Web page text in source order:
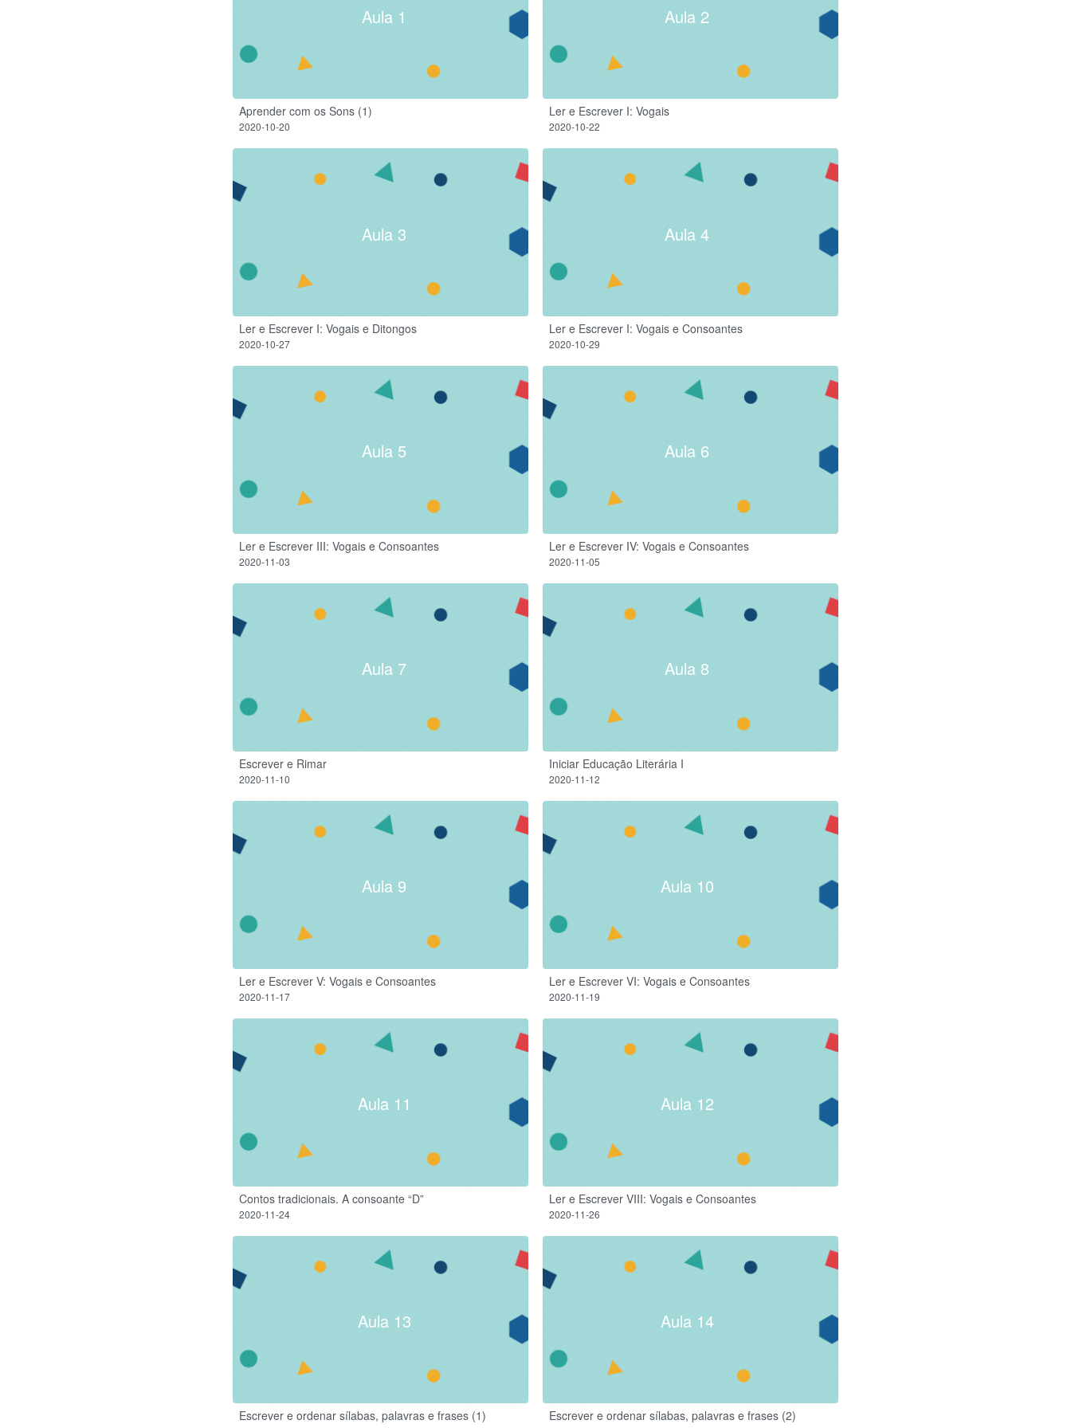
Aula 1
Aprender com os Sons (1)
2020-10-20
Aula 2
Ler e Escrever I: Vogais
2020-10-22
Aula 3
Ler e Escrever I: Vogais e Ditongos
2020-10-27
Aula 4
Ler e Escrever I: Vogais e Consoantes
2020-10-29
Aula 5
Ler e Escrever III: Vogais e Consoantes
2020-11-03
Aula 6
Ler e Escrever IV: Vogais e Consoantes
2020-11-05
Aula 7
Escrever e Rimar
2020-11-10
Aula 8
Iniciar Educação Literária I
2020-11-12
Aula 9
Ler e Escrever V: Vogais e Consoantes
2020-11-17
Aula 10
Ler e Escrever VI: Vogais e Consoantes
2020-11-19
Aula 11
Contos tradicionais. A consoante “D”
2020-11-24
Aula 12
Ler e Escrever VIII: Vogais e Consoantes
2020-11-26
Aula 13
Escrever e ordenar sílabas, palavras e frases (1)
Aula 14
Escrever e ordenar sílabas, palavras e frases (2)